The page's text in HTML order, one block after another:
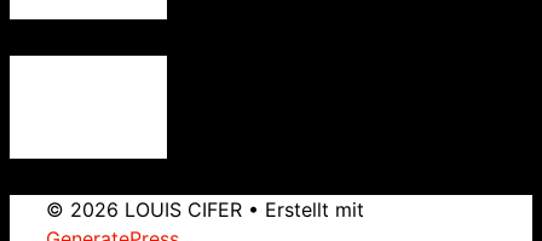
© 2026 LOUIS CIFER • Erstellt mit